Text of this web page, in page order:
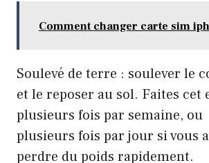
Comment changer carte sim
Soulevé de terre : soulever le
et le reposer au sol. Faites cet
plusieurs fois par semaine, ou
plusieurs fois par jour si vous
perdre du poids rapidement.